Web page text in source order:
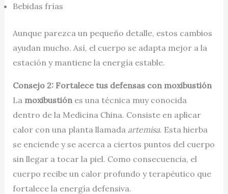
Bebidas frías
Aunque parezca un pequeño detalle, estos cambios
ayudan mucho. Así, el cuerpo se adapta mejor a la
estación y mantiene la energía estable.
Consejo 2: Fortalece tus defensas con moxibustión
La moxibustiónes una técnica muy conocida
dentro de la Medicina China. Consiste en aplicar
calor con una planta llamada artemisa. Esta hierba
se enciende y se acerca a ciertos puntos del cuerpo
sin llegar a tocar la piel. Como consecuencia, el
cuerpo recibe un calor profundo y terapéutico que
fortalece la energía defensiva.